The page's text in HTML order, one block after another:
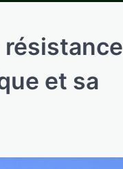
résistance
et sa